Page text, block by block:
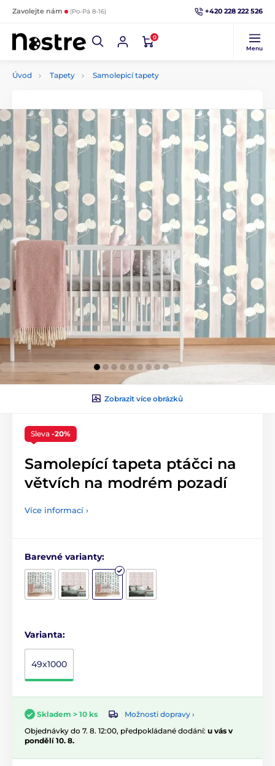
Zavolejte nám (Po-Pá 8-16) +420 228 222 526
0
Menu
Úvod Tapety Samolepicí tapety
Zobrazit více obrázků
Sleva -20%
Samolepící tapeta ptáčci na
větvích na modrém pozadí
Více informací ›
Barevné varianty:
Varianta:
49x1000
Skladem > 10 ks
Možnosti dopravy ›
Objednávky do 7. 8. 12:00, předpokládané dodání: u vás v
pondělí 10. 8.